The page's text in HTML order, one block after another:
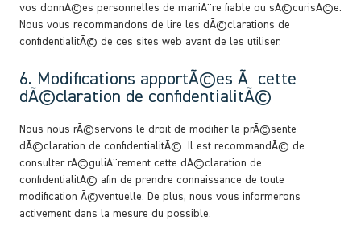
vos donnÃ©es personnelles de maniÃ¨re fiable ou sÃ©curisÃ©e.
Nous vous recommandons de lire les dÃ©clarations de
confidentialitÃ© de ces sites web avant de les utiliser.
6. Modifications apportÃ©es Ã cette
dÃ©claration de confidentialitÃ©
Nous nous rÃ©servons le droit de modifier la prÃ©sente
dÃ©claration de confidentialitÃ©. Il est recommandÃ© de
consulter rÃ©guliÃ¨rement cette dÃ©claration de
confidentialitÃ© afin de prendre connaissance de toute
modification Ã©ventuelle. De plus, nous vous informerons
activement dans la mesure du possible.